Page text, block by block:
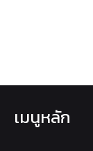
เมนูหลัก